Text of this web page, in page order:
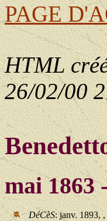
PAGE
HTML
26/02/00
mai 1863
DéCèS: janv. 1893,